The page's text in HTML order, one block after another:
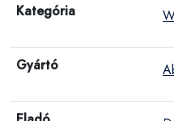
Kategória
Gyártó